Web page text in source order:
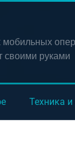
мобильных
своими руками
Техника